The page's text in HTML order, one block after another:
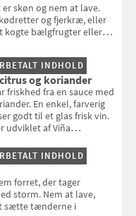
er skøn og nem at lave.
og fjerkræ, eller
kogte bælgfrugter eller
Opskriften er fra
kogebog "Salat".
INDHOLD
og koriander
friskhed fra en sauce med
En enkel, farverig
godt til et glas frisk vin.
udviklet af Viña
INDHOLD
forret, der tager
storm. Nem at lave,
sætte tænderne i